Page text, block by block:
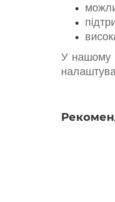
У нашому